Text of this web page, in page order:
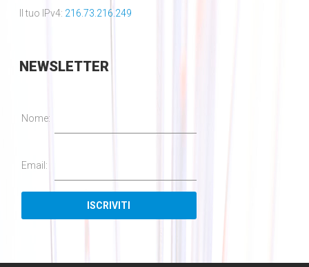
Il tuo IPv4: 216.73.216.249
NEWSLETTER
Nome:
Email: